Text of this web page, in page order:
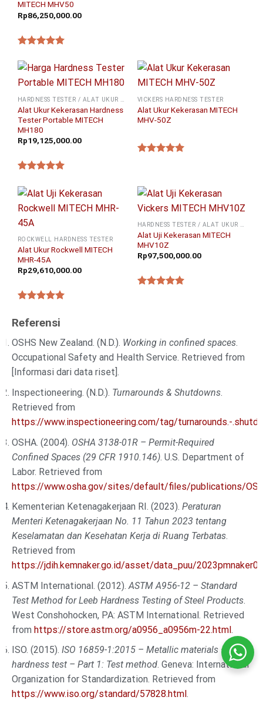
MITECH MHV50
Rp86,250,000.00
Alat Ukur Kekerasan Hardness
Tester Portable MITECH
MH180
Rp19,125,000.00
VICKERS HARDNESS TESTER
Alat Ukur Kekerasan MITECH
MHV-50Z
ROCKWELL HARDNESS TESTER
Alat Ukur Rockwell MITECH
MHR-45A
Rp29,610,000.00
Alat Uji Kekerasan MITECH
MHV10Z
Rp97,500,000.00
Referensi
OSHS New Zealand. (N.D.). Working in confined spaces.
Occupational Safety and Health Service. Retrieved from
[Informasi dari data riset].
Inspectioneering. (N.D.). Turnarounds & Shutdowns.
Retrieved from
https://www.inspectioneering.com/tag/turnarounds.-
OSHA. (2004). OSHA 3138-01R – Permit-Required
Confined Spaces (29 CFR 1910.146). U.S. Department of
Labor. Retrieved from
https://www.osha.gov/sites/default/files/publications/
Kementerian Ketenagakerjaan RI. (2023). Peraturan
Menteri Ketenagakerjaan No. 11 Tahun 2023 tentang
Keselamatan dan Kesehatan Kerja di Ruang Terbatas.
Retrieved from
https://jdih.kemnaker.go.id/asset/data_puu/
ASTM International. (2012).ASTM A956-12 – Standard
Test Method for Leeb Hardness Testing of Steel Products.
West Conshohocken, PA: ASTM International. Retrieved
from https://store.astm.org/a0956_a0956m-22.html.
ISO. (2015). ISO 16859-1:2015 – Metallic materials – Leeb
hardness test – Part 1: Test method. Geneva: International
Organization for Standardization. Retrieved from
https://www.iso.org/standard/57828.html .